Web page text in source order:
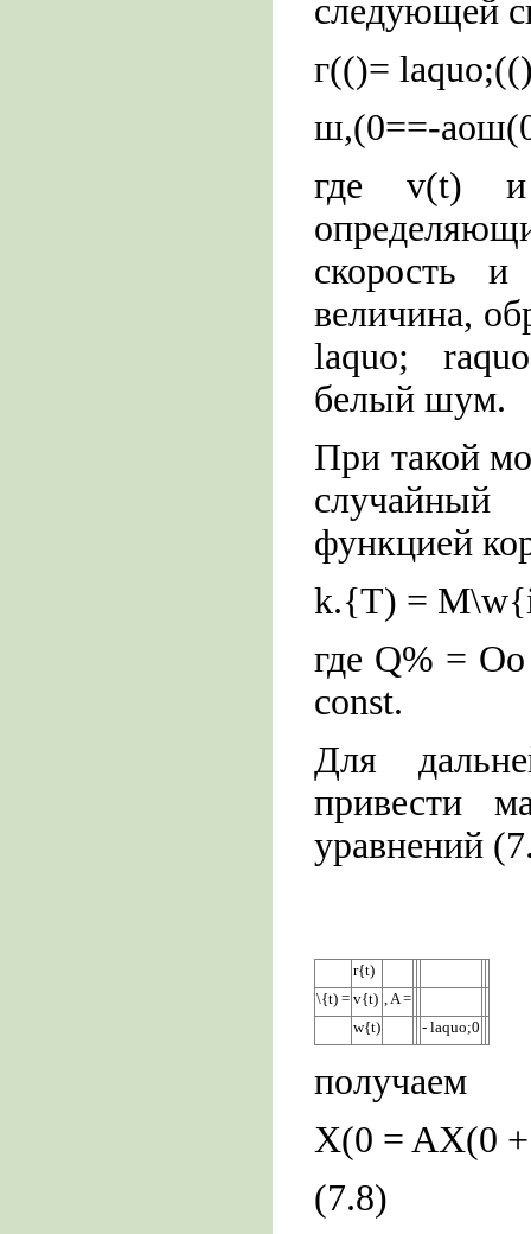
следующей
г(()=
ш,(0==-
где v(t) и
скорость
величина,
laquo;
белый шум.
При такой
функцией
k.{T) =
где Q% =
const.
Для
привести
уравнений
r{t)
\{t) = v{t) , A =
w{t)
- laquo;0
получаем
X(0 = AX(0
(7.8)